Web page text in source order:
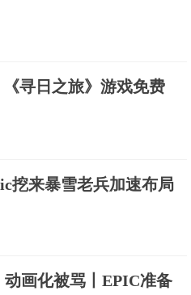
寻日之旅》游戏免费
挖来暴雪老兵加速布局
动画化被骂丨EPIC准备